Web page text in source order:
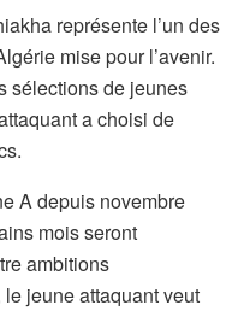
représente l’un des
mise pour l’avenir.
sélections de jeunes
a choisi de
A depuis novembre
mois seront
ambitions
jeune attaquant veut